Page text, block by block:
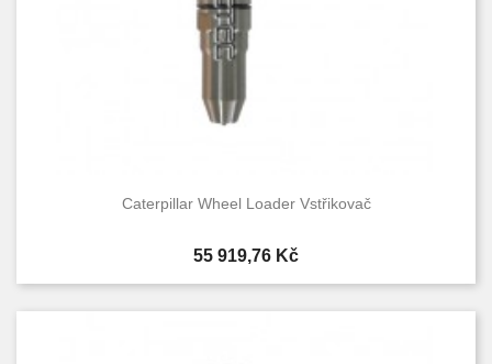
Caterpillar Wheel Loader Vstřikovač
Cena
55 919,76 Kč